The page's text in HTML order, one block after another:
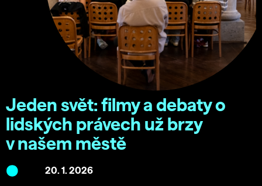
Jeden svět: filmy a debaty o
lidských právech už brzy
v našem městě
20. 1. 2026